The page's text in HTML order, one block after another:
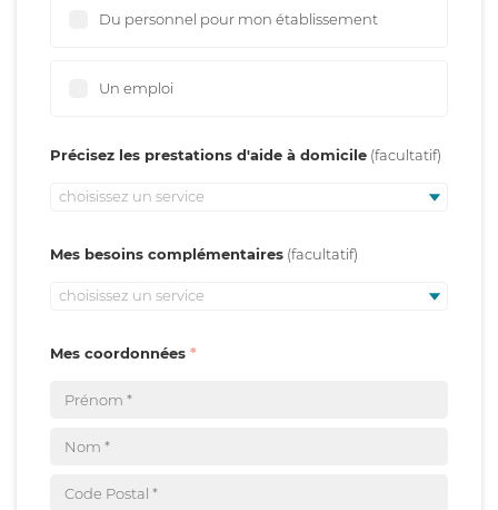
Du personnel pour mon établissement
Un emploi
Précisez les prestations d'aide à domicile
choisissez un service
Mes besoins complémentaires
choisissez un service
Mes coordonnées